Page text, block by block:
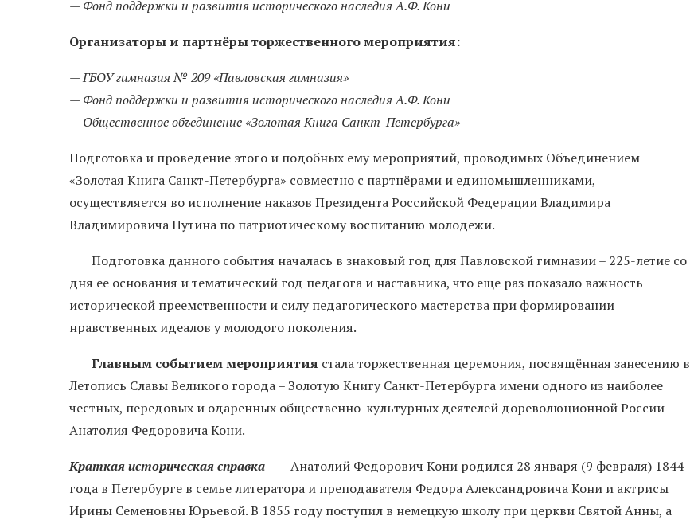
— Фонд поддержки и развития исторического наследия А.Ф. Кони
Организаторы и партнёры торжественного мероприятия:
— ГБОУ гимназия № 209 «Павловская гимназия»
— Фонд поддержки и развития исторического наследия А.Ф. Кони
— Общественное объединение «Золотая Книга Санкт-Петербурга»
Подготовка и проведение этого и подобных ему мероприятий, проводимых Объединением
«Золотая Книга Санкт-Петербурга» совместно с партнёрами и единомышленниками,
осуществляется во исполнение наказов Президента Российской Федерации Владимира
Владимировича Путина по патриотическому воспитанию молодежи.
Подготовка данного события началась в знаковый год для Павловской гимназии – 225-летие со
дня ее основания и тематический год педагога и наставника, что еще раз показало важность
исторической преемственности и силу педагогического мастерства при формировании
нравственных идеалов у молодого поколения.
Главным событием мероприятия стала торжественная церемония, посвящённая занесению в
Летопись Славы Великого города – Золотую Книгу Санкт-Петербурга имени одного из наиболее
честных, передовых и одаренных общественно-культурных деятелей дореволюционной России –
Анатолия Федоровича Кони.
Краткая историческая справка Анатолий Федорович Кони родился 28 января (9 февраля) 1844
года в Петербурге в семье литератора и преподавателя Федора Александровича Кони и актрисы
Ирины Семеновны Юрьевой. В 1855 году поступил в немецкую школу при церкви Святой Анны, а